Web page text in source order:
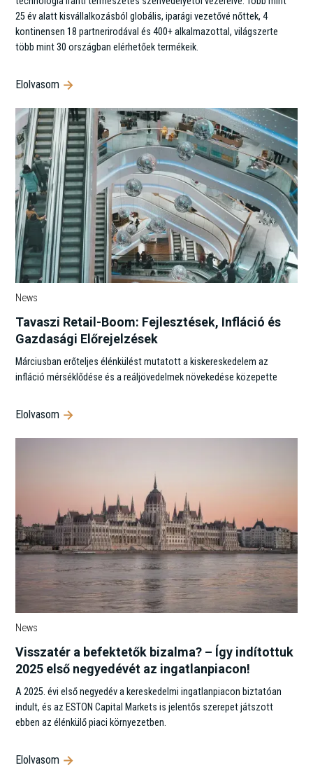
25 év alatt kisvállalkozásból globális, iparági vezetővé nőttek, 4
kontinensen 18 partnerirodával és 400+ alkalmazottal, világszerte
több mint 30 országban elérhetőek termékeik.
Elolvasom
News
Tavaszi Retail-Boom: Fejlesztések, Infláció és
Gazdasági Előrejelzések
Márciusban erőteljes élénkülést mutatott a kiskereskedelem az
infláció mérséklődése és a reáljövedelmek növekedése közepette
Elolvasom
News
Visszatér a befektetők bizalma? – Így indítottuk
2025 első negyedévét az ingatlanpiacon!
A 2025. évi első negyedév a kereskedelmi ingatlanpiacon biztatóan
indult, és az ESTON Capital Markets is jelentős szerepet játszott
ebben az élénkülő piaci környezetben.
Elolvasom